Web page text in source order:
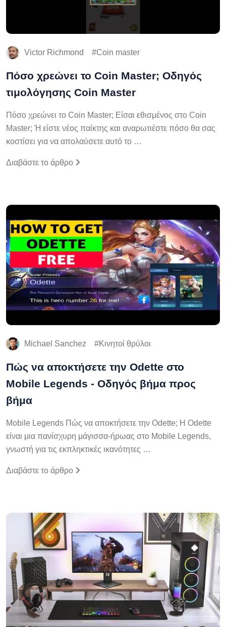
Victor Richmond Coin master
Πόσο χρεώνει το Coin Master; Οδηγός
τιμολόγησης Coin Master
Πόσο χρεώνει το Coin Master; Είσαι εθισμένος στο Coin
Master; Ή είστε νέος παίκτης και αναρωτιέστε πόσο θα σας
κοστίσει για να απολαύσετε αυτό το …
Διαβάστε το άρθρο
Michael Sanchez Κινητοί θρύλοι
Πώς να αποκτήσετε την Odette στο
Mobile Legends - Οδηγός βήμα προς
βήμα
Mobile Legends Πώς να αποκτήσετε την Odette; Η Odette
είναι μια πανίσχυρη μάγισσα-ήρωας στο Mobile Legends,
γνωστή για τις εκπληκτικές ικανότητες …
Διαβάστε το άρθρο